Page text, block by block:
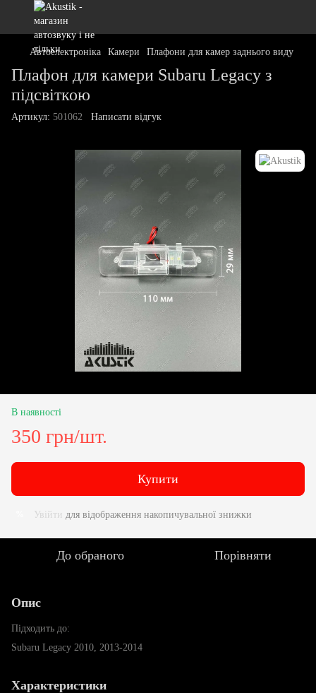
Автоелектроніка Камери Плафони для камер заднього виду
Плафон для камери Subaru Legacy з
підсвіткою
Артикул: 501062 Написати відгук
В наявності
350 грн/шт.
Купити
Увійти для відображення накопичувальної знижки
До обраного Порівняти
Опис
Підходить до:
Subaru Legacy 2010, 2013-2014
Характеристики